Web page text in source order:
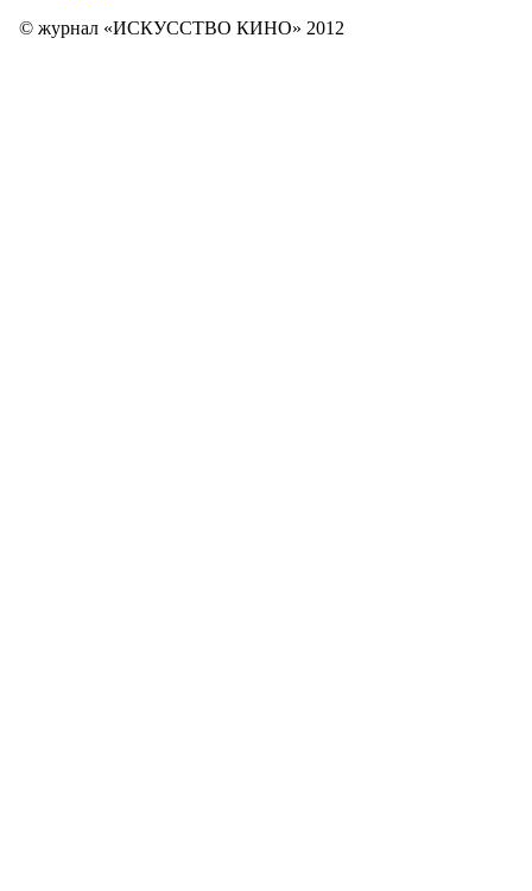
© журнал «ИСКУССТВО КИНО» 2012